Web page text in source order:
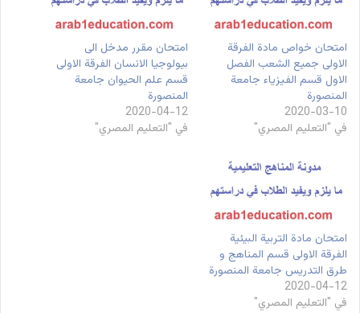
امتحان خواص مادة الفرقة
الاولى جميع الشعب الفصل
الاول قسم الفيزياء جامعة
المنصورة
2020-03-10
في "التعليم المصري"
امتحان مقرر مدخل الى
بيولوجيا الانسان الفرقة الاولى
قسم علم الحيوان جامعة
المنصورة
2020-04-12
في "التعليم المصري"
امتحان مادة التربية البيئية
الفرقة الاولى قسم المناهج و
طرق التدريس جامعة المنصورة
2020-04-12
في "التعليم المصري"